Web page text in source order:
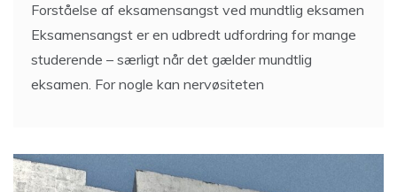
Forståelse af eksamensangst ved mundtlig eksamen
Eksamensangst er en udbredt udfordring for mange
studerende – særligt når det gælder mundtlig
eksamen. For nogle kan nervøsiteten